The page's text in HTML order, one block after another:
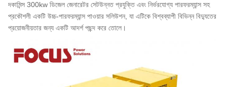
দকামিন্স 300kw ডিজেল জেনারেটর সেটউন্নত প্রযুক্তি এবং নির্ভরযোগ্য পারফরম্যান্স সহ
প্রকৌশলী একটি উচ্চ-পারফরম্যান্স পাওয়ার সলিউশন, যা এটিকে বিশ্বব্যাপী বিভিন্ন বিদ্যুতের
প্রয়োজনীয়তার জন্য একটি আদর্শ পছন্দ করে তোলে।